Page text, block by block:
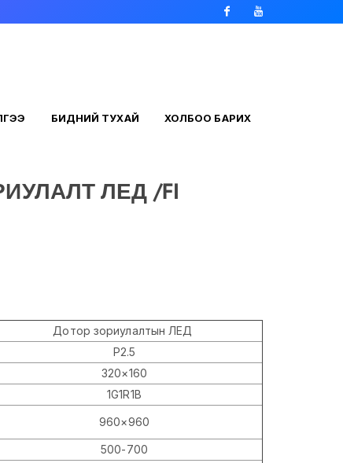
БИДНИЙ ТУХАЙ ХОЛБОО БАРИХ
ЛЕД /FI
Дотор зориулалтын ЛЕД
P2.5
320×160
1G1R1B
960×960
500-700